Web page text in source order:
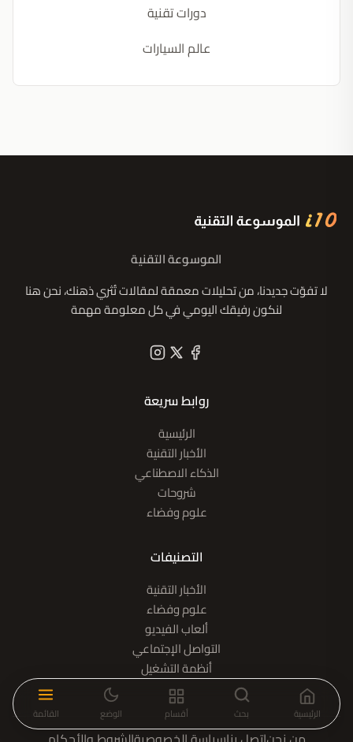
دورات تقنية
عالم السيارات
الرئيسية بحث أقسام الوضع القائمة
الموسوعة التقنية
لا تفوّت جديدنا، من تحليلات معمقة لمقالات تُثري ذهنك، نحن هنا
لنكون رفيقك اليومي في كل معلومة مهمة
روابط سريعة
الرئيسية
الأخبار التقنية
الذكاء الاصطناعي
شروحات
علوم وفضاء
التصنيفات
الأخبار التقنية
علوم وفضاء
ألعاب الفيديو
التواصل الإجتماعي
أنظمة التشغيل